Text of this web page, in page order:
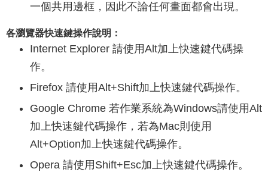
一個共用邊框，因此不論任何畫面都會出現。
各瀏覽器快速鍵操作說明：
Internet Explorer 請使用Alt加上快速鍵代碼操
作。
Firefox 請使用Alt+Shift加上快速鍵代碼操作。
Google Chrome 若作業系統為Windows請使用Alt
加上快速鍵代碼操作，若為Mac則使用
Alt+Option加上快速鍵代碼操作。
Opera 請使用Shift+Esc加上快速鍵代碼操作。